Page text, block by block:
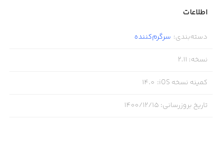
اطلاعات
دسته‌بندی: سرگرم‌کننده
نسخه:
2.11
کمینه نسخه iOS :
14.0
تاریخ بروزرسانی: ۱۴۰۰/۱۲/۱۵